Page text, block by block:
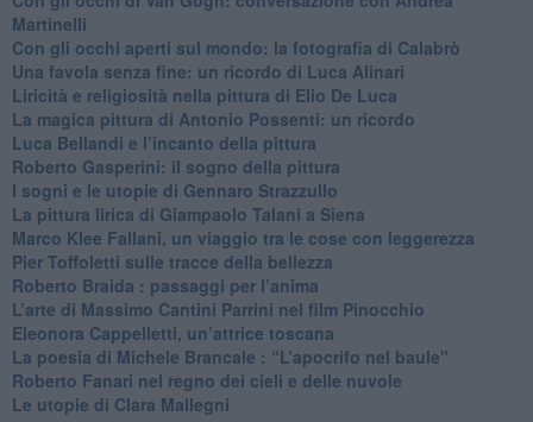
Martinelli
​Con gli occhi aperti sul mondo: la fotografia di Calabrò
Una favola senza fine: un ricordo di Luca Alinari
Liricità e religiosità nella pittura di Elio De Luca
La magica pittura di Antonio Possenti: un ricordo
Luca Bellandi e l’incanto della pittura
​Roberto Gasperini: il sogno della pittura
I sogni e le utopie di Gennaro Strazzullo
La pittura lirica di Giampaolo Talani a Siena
​Marco Klee Fallani, un viaggio tra le cose con leggerezza
​Pier Toffoletti sulle tracce della bellezza
​Roberto Braida : passaggi per l’anima
​L’arte di Massimo Cantini Parrini nel film Pinocchio
Eleonora Cappelletti, un’attrice toscana
​La poesia di Michele Brancale : “L’apocrifo nel baule"
Roberto Fanari nel regno dei cieli e delle nuvole
Le utopie di Clara Mallegni